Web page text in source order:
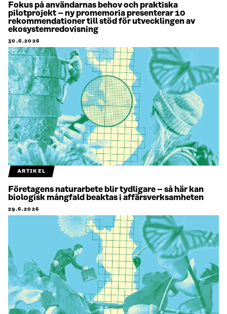
Fokus på användarnas behov och praktiska
pilotprojekt – ny promemoria presenterar 10
rekommendationer till stöd för utvecklingen av
ekosystemredovisning
30.6.2026
ARTIKEL
Företagens naturarbete blir tydligare – så här kan
biologisk mångfald beaktas i affärsverksamheten
29.6.2026